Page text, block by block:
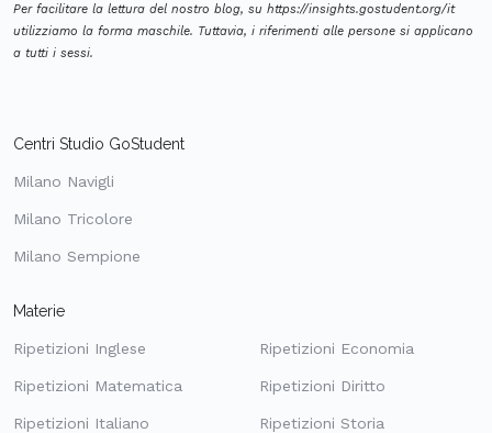
Per facilitare la lettura del nostro blog, su https://insights.gostudent.org/it
utilizziamo la forma maschile. Tuttavia, i riferimenti alle persone si applicano
a tutti i sessi.
Centri Studio GoStudent
Milano Navigli
Milano Tricolore
Milano Sempione
Materie
Ripetizioni Inglese
Ripetizioni Matematica
Ripetizioni Italiano
Ripetizioni Economia
Ripetizioni Diritto
Ripetizioni Storia